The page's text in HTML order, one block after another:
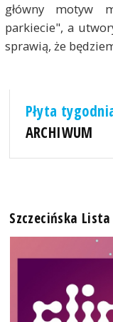
główny motyw
parkiecie", a
sprawią, że
Płyta
ARCHIWUM
Szczecińska